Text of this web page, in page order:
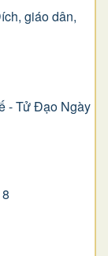
giáo dân,
- Tử Đạo Ngày